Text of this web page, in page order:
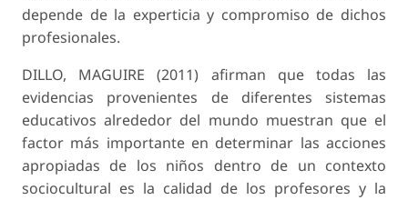
depende de la experticia y compromiso de dichos
profesionales.
DILLO, MAGUIRE (2011) afirman que todas las
evidencias provenientes de diferentes sistemas
educativos alrededor del mundo muestran que el
factor más importante en determinar las acciones
apropiadas de los niños dentro de un contexto
sociocultural es la calidad de los profesores y la